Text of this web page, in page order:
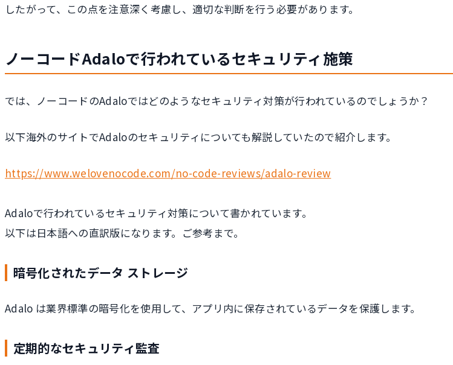
したがって、この点を注意深く考慮し、適切な判断を行う必要があります。
ノーコードAdaloで行われているセキュリティ施策
では、ノーコードのAdaloではどのようなセキュリティ対策が行われているのでしょうか？
以下海外のサイトでAdaloのセキュリティについても解説していたので紹介します。
https://www.welovenocode.com/no-code-reviews/adalo-review
Adaloで行われているセキュリティ対策について書かれています。
以下は日本語への直訳版になります。ご参考まで。
暗号化されたデータ ストレージ
Adalo は業界標準の暗号化を使用して、アプリ内に保存されているデータを保護します。
定期的なセキュリティ監査